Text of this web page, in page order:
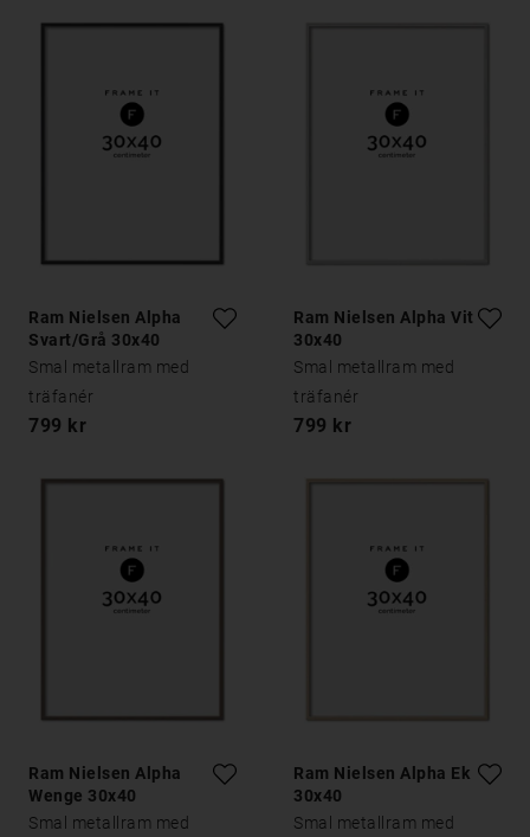
Ram Nielsen Alpha
Svart/Grå 30x40
Smal metallram med
träfanér
799 kr
Ram Nielsen Alpha Vit Ek
30x40
Smal metallram med
träfanér
799 kr
Ram Nielsen Alpha
Wenge 30x40
Smal metallram med
Ram Nielsen Alpha Ek
30x40
Smal metallram med